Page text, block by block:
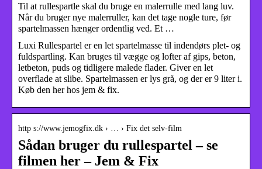
Til at rullespartle skal du bruge en malerrulle med lang luv.
Når du bruger nye malerruller, kan det tage nogle ture, før
spartelmassen hænger ordentlig ved. Et …
Luxi Rullespartel er en let spartelmasse til indendørs plet- og
fuldspartling. Kan bruges til vægge og lofter af gips, beton,
letbeton, puds og tidligere malede flader. Giver en let
overflade at slibe. Spartelmassen er lys grå, og der er 9 liter i.
Køb den her hos jem & fix.
http s://www.jemogfix.dk › … › Fix det selv-film
Sådan bruger du rullespartel – se
filmen her – Jem & Fix